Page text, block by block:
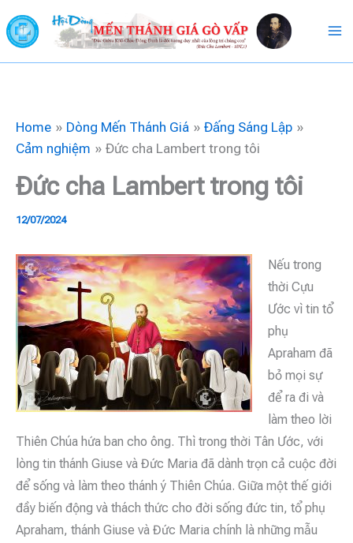
to
content
Home Dòng Mến Thánh Giá
Đấng Sáng Lập
Cảm nghiệm
Đức cha Lambert trong tôi
Đức cha Lambert trong tôi
12/07/2024
Nếu trong
thời Cựu
Ước vì tin tổ
phụ
Apraham đã
bỏ mọi sự
để ra đi và
làm theo lời
Thiên Chúa hứa ban cho ông. Thì trong thời Tân Ước, với
lòng tin thánh Giuse và Đức Maria đã dành trọn cả cuộc đời
để sống và làm theo thánh ý Thiên Chúa. Giữa một thế giới
đầy biến động và thách thức cho đời sống đức tin, tổ phụ
Apraham, thánh Giuse và Đức Maria chính là những mẫu